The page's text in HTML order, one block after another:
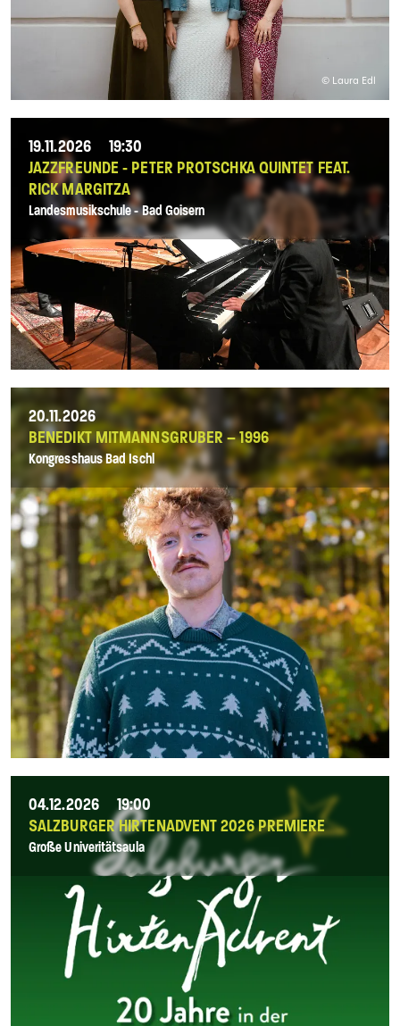
© Laura Edl
19.11.2026
19:30
JAZZFREUNDE - PETER PROTSCHKA QUINTET FEAT.
RICK MARGITZA
Landesmusikschule - Bad Goisern
20.11.2026
BENEDIKT MITMANNSGRUBER – 1996
Kongresshaus Bad Ischl
04.12.2026
19:00
SALZBURGER HIRTENADVENT 2026 PREMIERE
Große Univeritätsaula